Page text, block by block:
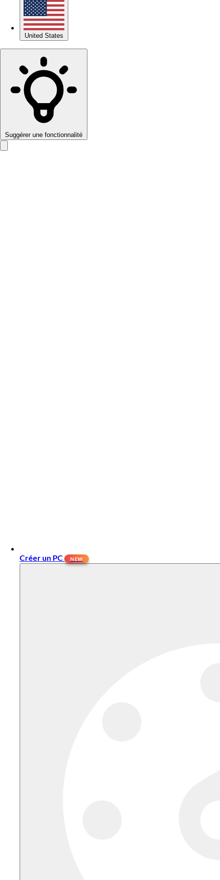
United States
Suggérer une fonctionnalité
Créer un PC NEW